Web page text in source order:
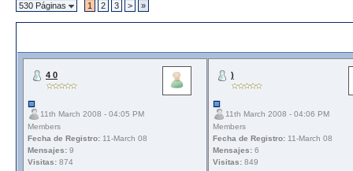
530 Páginas 1 2 3 > »
4 0
11th March 2008 - 04:05 PM
Members
Fecha de Registro: 11-March 08
Mensajes: 9
Visitas: 874
)
11th March 2008 - 04:06 PM
Members
Fecha de Registro: 11-March 08
Mensajes: 6
Visitas: 849